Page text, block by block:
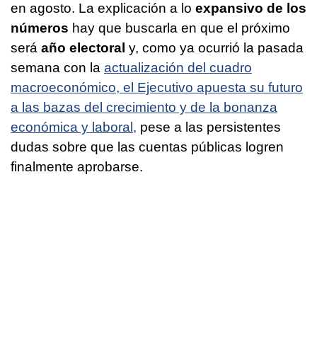
en agosto. La explicación a lo expansivo de los
números hay que buscarla en que el próximo
será año electoral y, como ya ocurrió la pasada
semana con la actualización del cuadro
macroeconómico, el Ejecutivo apuesta su futuro
a las bazas del crecimiento y de la bonanza
económica y laboral, pese a las persistentes
dudas sobre que las cuentas públicas logren
finalmente aprobarse.